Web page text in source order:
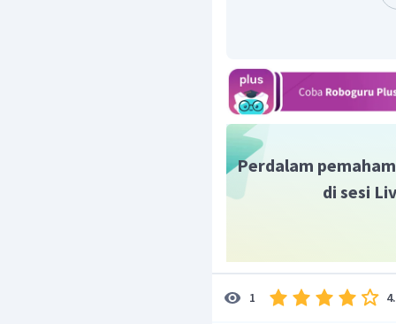
Perdalam
di sesi
1